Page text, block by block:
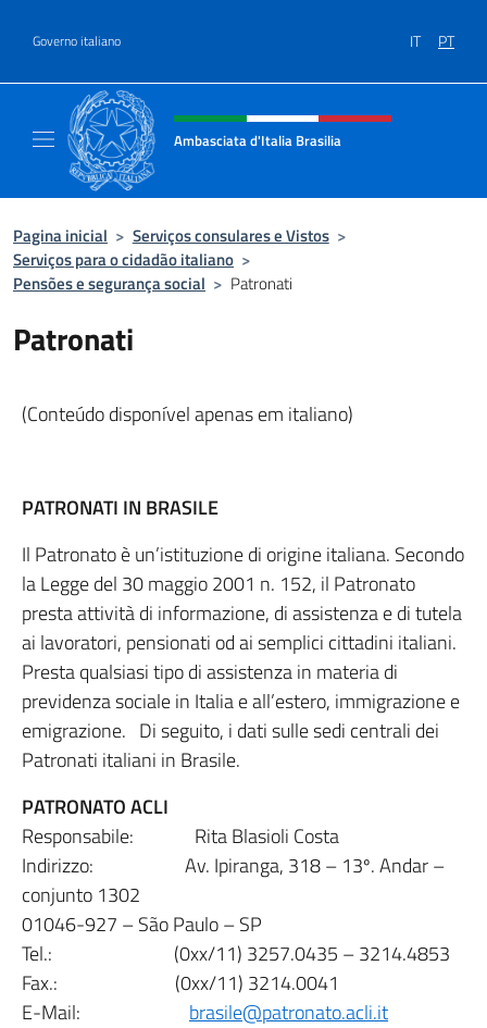
Governo italiano IT PT
Site, social e cabeçalho do menu
Ambasciata d'Italia Brasilia
Pagina inicial > Serviços consulares e Vistos >
Serviços para o cidadão italiano >
Pensões e segurança social > Patronati
Patronati
(Conteúdo disponível apenas em italiano)
PATRONATI IN BRASILE
Il Patronato è un’istituzione di origine italiana. Secondo
la Legge del 30 maggio 2001 n. 152, il Patronato
presta attività di informazione, di assistenza e di tutela
ai lavoratori, pensionati od ai semplici cittadini italiani.
Presta qualsiasi tipo di assistenza in materia di
previdenza sociale in Italia e all’estero, immigrazione e
emigrazione. Di seguito, i dati sulle sedi centrali dei
Patronati italiani in Brasile.
PATRONATO ACLI
Responsabile: Rita Blasioli Costa
Indirizzo: Av. Ipiranga, 318 – 13º. Andar –
conjunto 1302
01046-927 – São Paulo – SP
Tel.: (0xx/11) 3257.0435 – 3214.4853
Fax.: (0xx/11) 3214.0041
E-Mail: brasile@patronato.acli.it